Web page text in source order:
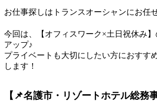
お仕事探しはトランスオーシャンにお任
今回は、 【オフィスワーク×土日祝休み】
アップ♪
プライベートも大切にしたい方におすす
します！
【📌名護市・リゾートホテル総務